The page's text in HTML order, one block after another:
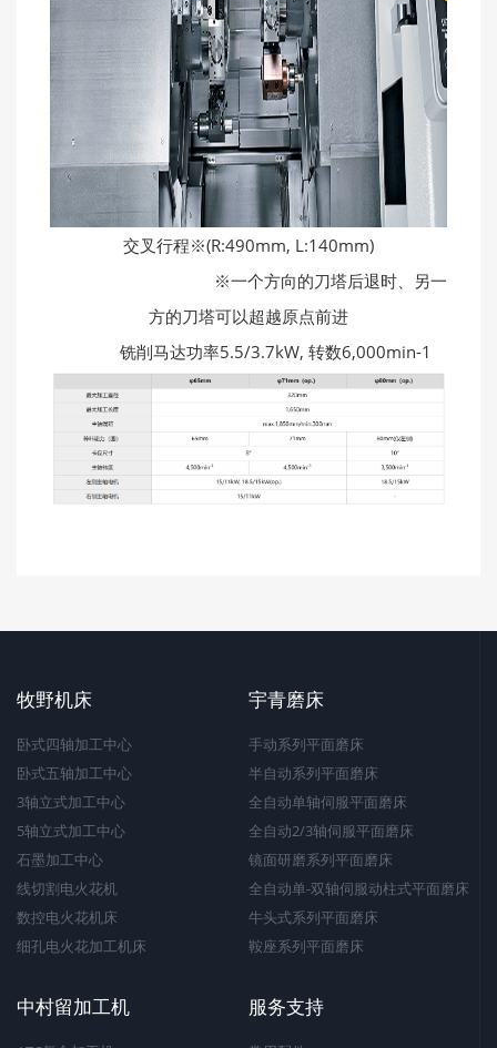
交叉行程※(R:490mm, L:140mm)
※一个方向的刀塔后退时、另一
方的刀塔可以超越原点前进
铣削马达功率5.5/3.7kW, 转数6,000min-1
牧野机床
卧式四轴加工中心
卧式五轴加工中心
3轴立式加工中心
5轴立式加工中心
石墨加工中心
线切割电火花机
数控电火花机床
细孔电火花加工机床
宇青磨床
手动系列平面磨床
半自动系列平面磨床
全自动单轴伺服平面磨床
全自动2/3轴伺服平面磨床
镜面研磨系列平面磨床
全自动单-双轴伺服动柱式平面磨床
牛头式系列平面磨床
鞍座系列平面磨床
中村留加工机 服务支持